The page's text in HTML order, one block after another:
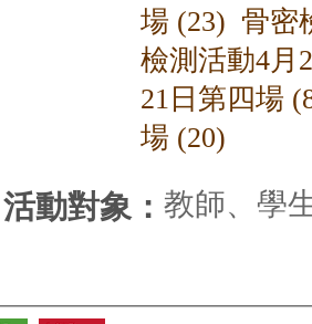
場 (23) 骨密
檢測活動4月
21日第四場
場 (20)
活動對象： 教師、學